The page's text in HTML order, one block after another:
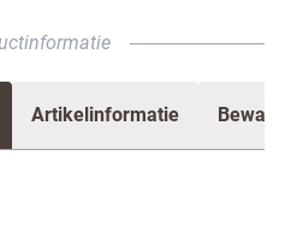
Artikelinformatie Bewaren